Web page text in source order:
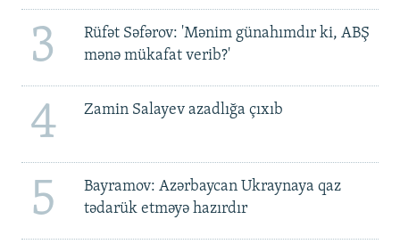
3
Rüfət Səfərov: 'Mənim günahımdır ki, ABŞ
mənə mükafat verib?'
4 Zamin Salayev azadlığa çıxıb
5
Bayramov: Azərbaycan Ukraynaya qaz
tədarük etməyə hazırdır